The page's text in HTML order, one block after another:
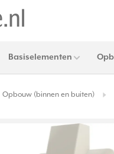
Basiselementen
Opbouw (binnen en buiten)